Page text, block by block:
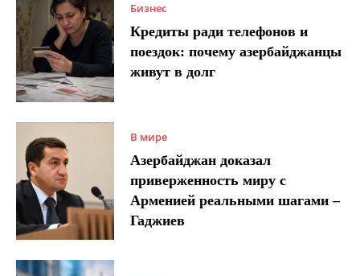
Бизнес
Кредиты ради телефонов и
поездок: почему азербайджанцы
живут в долг
В мире
Азербайджан доказал
приверженность миру с
Арменией реальными шагами –
Гаджиев